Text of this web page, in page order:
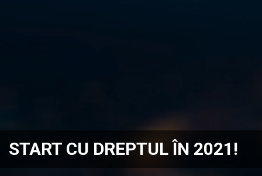
START CU DREPTUL ÎN 2021!